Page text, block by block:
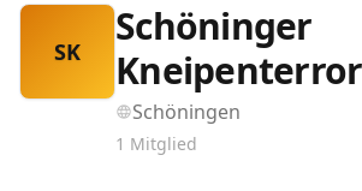
SK
Schöninger
Schöningen
1 Mitglied